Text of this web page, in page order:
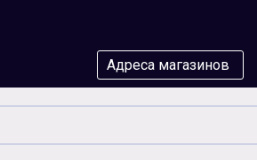
Адреса магазинов